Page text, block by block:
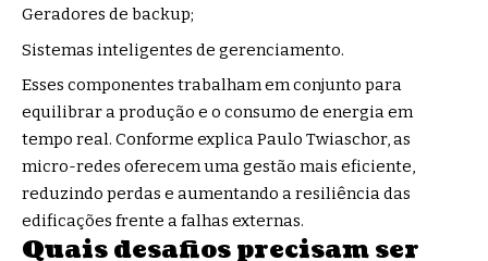
Geradores de backup;
Sistemas inteligentes de gerenciamento.
Esses componentes trabalham em conjunto para
equilibrar a produção e o consumo de energia em
tempo real. Conforme explica Paulo Twiaschor, as
micro-redes oferecem uma gestão mais eficiente,
reduzindo perdas e aumentando a resiliência das
edificações frente a falhas externas.
Quais desafios precisam ser